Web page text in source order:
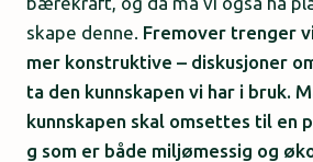
skape denne. Fremover trenger
mer konstruktive – diskusjoner
ta den kunnskapen vi har i bruk.
kunnskapen skal omsettes til en
g som er både miljømessig og